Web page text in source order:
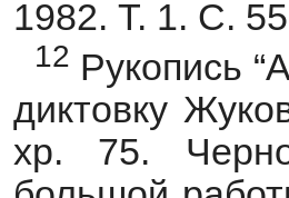
1982. Т. 1. С.
12 Рукопись
диктовку
хр. 75.